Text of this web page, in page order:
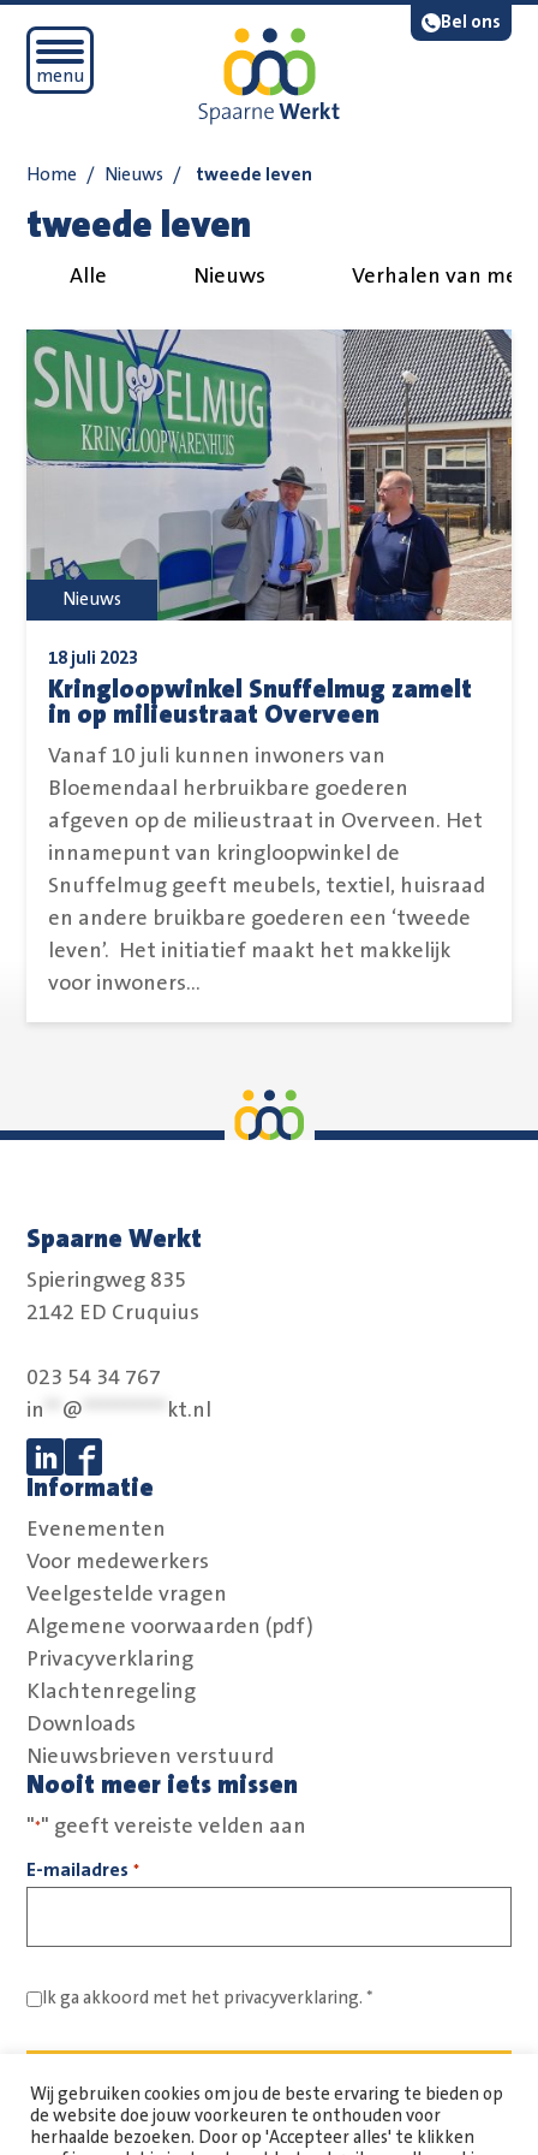
Bel ons
Open mobiel menu
menu
Lees voor
Home / Nieuws / tweede leven
tweede leven
Alle Nieuws Verhalen van
Kringloopwinkel Snuffelmug zamelt
in op milieustraat Overveen
18 juli 2023
Vanaf 10 juli kunnen inwoners van
Bloemendaal herbruikbare goederen
afgeven op de milieustraat in Overveen. Het
innamepunt van kringloopwinkel de
Snuffelmug geeft meubels, textiel, huisraad
en andere bruikbare goederen een ‘tweede
leven’. Het initiatief maakt het makkelijk
voor inwoners...
Nieuws
Spaarne Werkt
Spieringweg 835
2142 ED Cruquius
023 54 34 767
in
@ kt.nl
Volg ons op Linkedin
Volg ons op Facebook
Informatie
Evenementen
Voor medewerkers
Veelgestelde vragen
Algemene voorwaarden (pdf)
Privacyverklaring
Klachtenregeling
Downloads
Nieuwsbrieven verstuurd
Nooit meer iets missen
"*" geeft vereiste velden aan
E-mailadres *
Ik ga akkoord met het privacyverklaring. *
Wij gebruiken cookies om jou de beste ervaring te bieden op
de website doe jouw voorkeuren te onthouden voor
herhaalde bezoeken. Door op 'Accepteer alles' te klikken